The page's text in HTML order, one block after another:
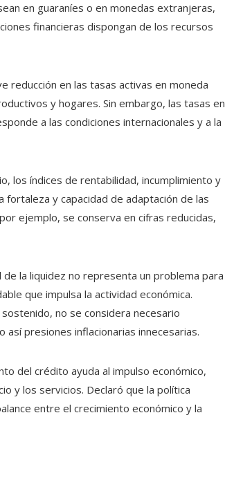
en guaraníes o en monedas extranjeras,
financieras dispongan de los recursos
reducción en las tasas activas en moneda
y hogares. Sin embargo, las tasas en
a las condiciones internacionales y a la
los índices de rentabilidad, incumplimiento y
y capacidad de adaptación de las
ejemplo, se conserva en cifras reducidas,
la liquidez no representa un problema para
que impulsa la actividad económica.
no se considera necesario
presiones inflacionarias innecesarias.
del crédito ayuda al impulso económico,
y los servicios. Declaró que la política
entre el crecimiento económico y la